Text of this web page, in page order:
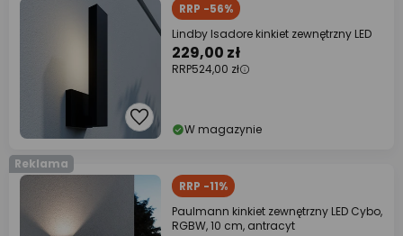
RRP -56%
Lindby Isadore kinkiet zewnętrzny LED
229,00 zł
RRP524,00 zł
W magazynie
Reklama
RRP -11%
Paulmann kinkiet zewnętrzny LED Cybo,
RGBW, 10 cm, antracyt